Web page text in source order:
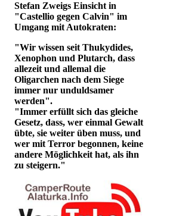
Stefan Zweigs Einsicht in
"Castellio gegen Calvin" im
Umgang mit Autokraten:
"Wir wissen seit Thukydides,
Xenophon und Plutarch, dass
allezeit und allemal die
Oligarchen nach dem Siege
immer nur unduldsamer
werden".
"Immer erfüllt sich das gleiche
Gesetz, dass, wer einmal Gewalt
übte, sie weiter üben muss, und
wer mit Terror begonnen, keine
andere Möglichkeit hat, als ihn
zu steigern."